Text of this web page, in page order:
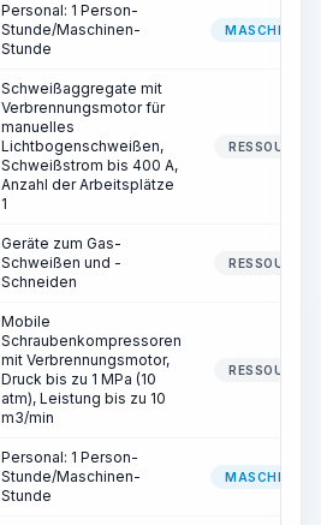
Personal: 1 Person-
Stunde/Maschinen-
Stunde
MASCHINIST
Schweißaggregate mit
Verbrennungsmotor für
manuelles
Lichtbogenschweißen,
Schweißstrom bis 400 A,
Anzahl der Arbeitsplätze
1
RESSOURCE
Geräte zum Gas-
Schweißen und -
Schneiden
RESSOURCE
Mobile
Schraubenkompressoren
mit Verbrennungsmotor,
Druck bis zu 1 MPa (10
atm), Leistung bis zu 10
m3/min
RESSOURCE
Personal: 1 Person-
Stunde/Maschinen-
Stunde
MASCHINIST